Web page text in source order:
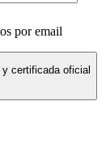
por email
certificada oficial